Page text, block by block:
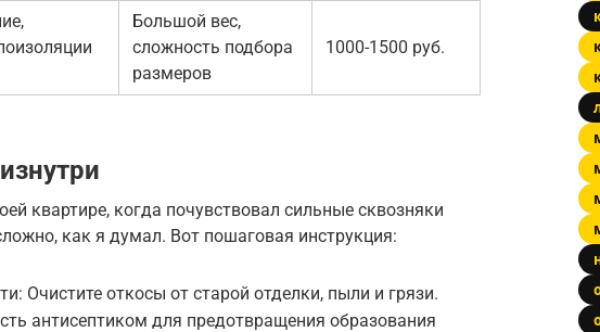
Большой вес,
сложность подбора
размеров
1000-1500 руб.
квартире, когда почувствовал сильные сквозняки
как я думал. Вот пошаговая инструкция:
Очистите откосы от старой отделки, пыли и грязи.
антисептиком для предотвращения образования